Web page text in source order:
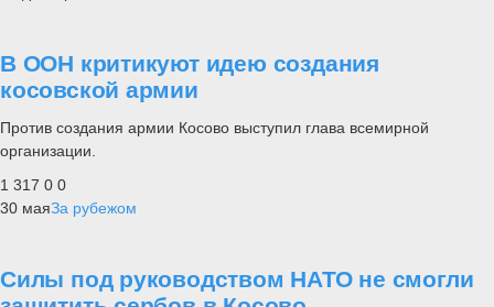
В ООН критикуют идею создания
косовской армии
Против создания армии Косово выступил глава всемирной
организации.
1 317 0 0
30 маяЗа рубежом
Силы под руководством НАТО не смогли